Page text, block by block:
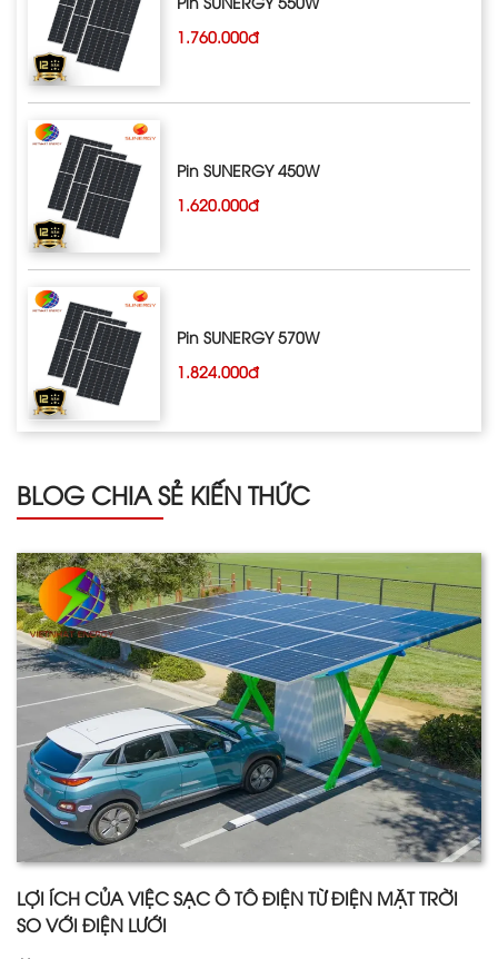
1.760.000đ
Pin SUNERGY 450W
1.620.000đ
Pin SUNERGY 570W
1.824.000đ
BLOG CHIA SẺ KIẾN THỨC
LỢI ÍCH CỦA VIỆC SẠC Ô TÔ ĐIỆN TỪ ĐIỆN MẶT TRỜI
SO VỚI ĐIỆN LƯỚI